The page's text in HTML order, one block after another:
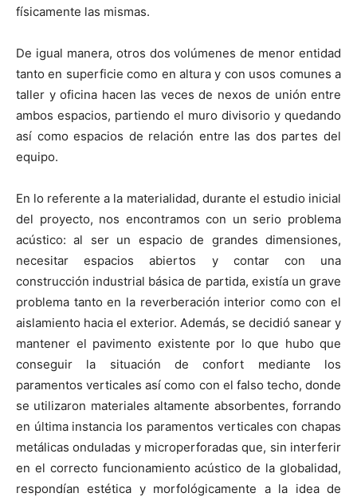
físicamente las mismas.
De igual manera, otros dos volúmenes de menor entidad
tanto en superficie como en altura y con usos comunes a
taller y oficina hacen las veces de nexos de unión entre
ambos espacios, partiendo el muro divisorio y quedando
así como espacios de relación entre las dos partes del
equipo.
En lo referente a la materialidad, durante el estudio inicial
del proyecto, nos encontramos con un serio problema
acústico: al ser un espacio de grandes dimensiones,
necesitar espacios abiertos y contar con una
construcción industrial básica de partida, existía un grave
problema tanto en la reverberación interior como con el
aislamiento hacia el exterior. Además, se decidió sanear y
mantener el pavimento existente por lo que hubo que
conseguir la situación de confort mediante los
paramentos verticales así como con el falso techo, donde
se utilizaron materiales altamente absorbentes, forrando
en última instancia los paramentos verticales con chapas
metálicas onduladas y microperforadas que, sin interferir
en el correcto funcionamiento acústico de la globalidad,
respondían estética y morfológicamente a la idea de